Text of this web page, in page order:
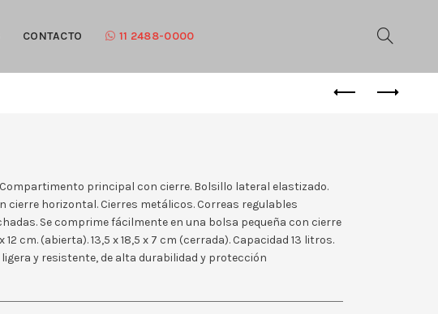
CONTACTO 11 2488-0000
principal con cierre. Bolsillo lateral elastizado.
cierre horizontal. Cierres metálicos. Correas regulables
Se comprime fácilmente en una bolsa pequeña con cierre
12 cm. (abierta). 13,5 x 18,5 x 7 cm (cerrada). Capacidad 13 litros.
ligera y resistente, de alta durabilidad y protección